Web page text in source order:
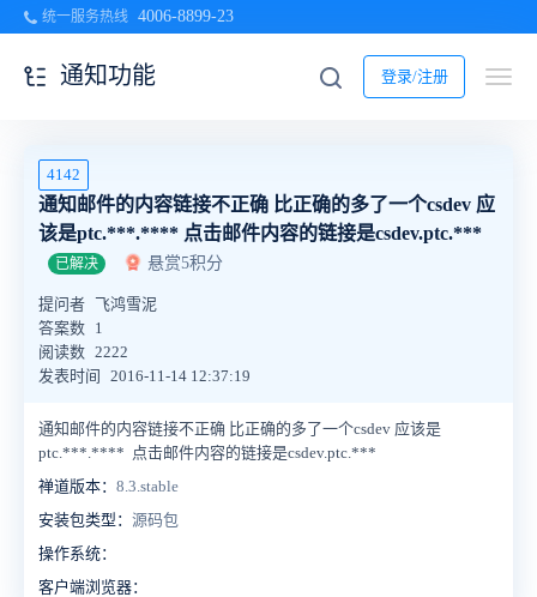
统一服务热线 4006-8899-23
登录/注册
通知功能
4142
通知邮件的内容链接不正确 比正确的多了一个csdev 应
该是ptc.***.**** 点击邮件内容的链接是csdev.ptc.***
已解决 悬赏5积分
提问者 飞鸿雪泥
答案数 1
阅读数 2222
发表时间
2016-11-14 12:37:19
通知邮件的内容链接不正确 比正确的多了一个csdev 应该是
ptc.***.**** 点击邮件内容的链接是csdev.ptc.***
禅道版本： 8.3.stable
安装包类型： 源码包
操作系统：
客户端浏览器：